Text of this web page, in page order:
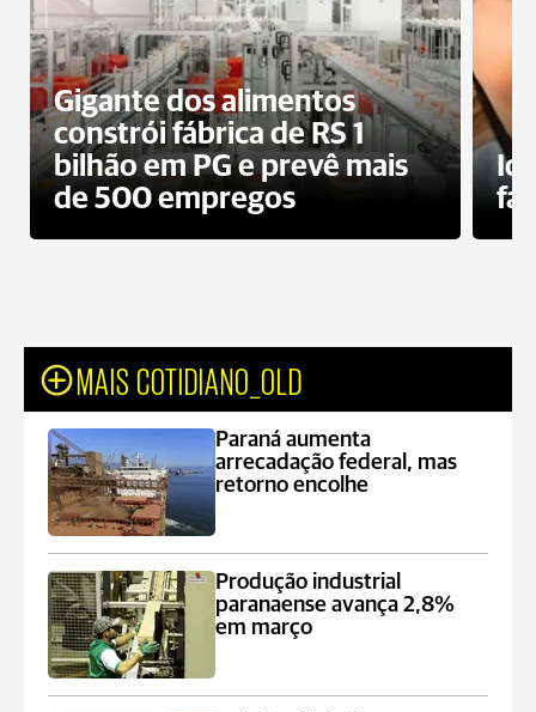
Gigante dos alimentos
constrói fábrica de RS 1
bilhão em PG e prevê mais
de 500 empregos
MAIS COTIDIANO_OLD
Paraná aumenta
arrecadação federal, mas
retorno encolhe
Produção industrial
paranaense avança 2,8%
em março